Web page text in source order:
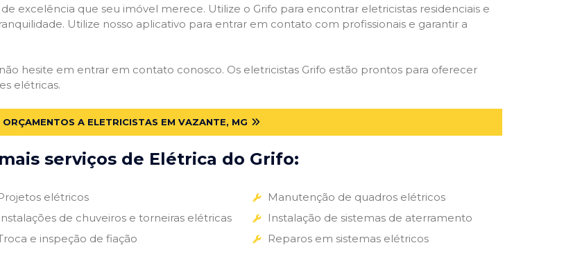
excelência que seu imóvel merece. Utilize o Grifo para encontrar eletricistas residenciais e
Utilize nosso aplicativo para entrar em contato com profissionais e garantir a
hesite em entrar em contato conosco. Os eletricistas Grifo estão prontos para oferecer
elétricas.
ORÇAMENTOS A ELETRICISTAS EM VAZANTE, MG
serviços de Elétrica do Grifo:
elétricos
de chuveiros e torneiras elétricas
e inspeção de fiação
Manutenção de quadros elétricos
Instalação de sistemas de aterramento
Reparos em sistemas elétricos